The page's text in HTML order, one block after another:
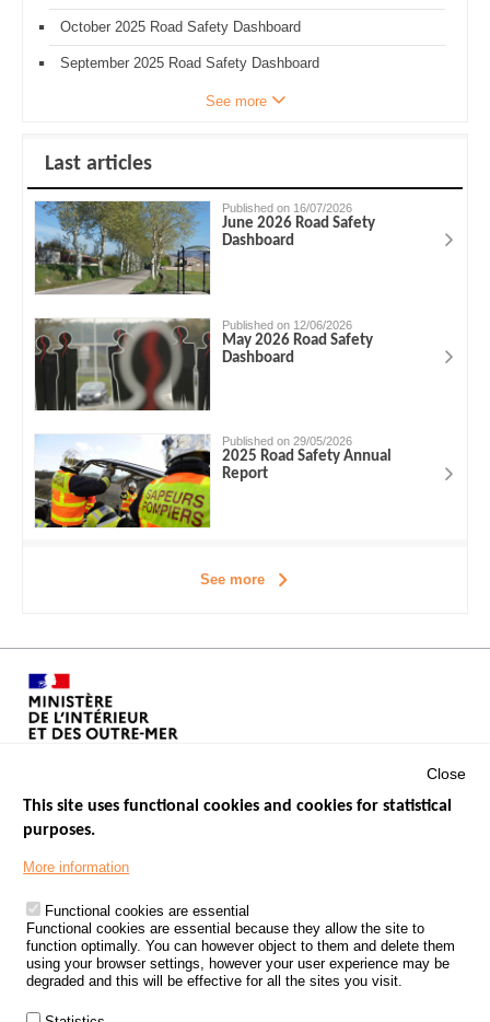
October 2025 Road Safety Dashboard
September 2025 Road Safety Dashboard
See more
Last articles
Published on 16/07/2026
June 2026 Road Safety
Dashboard
Published on 12/06/2026
May 2026 Road Safety
Dashboard
Published on 29/05/2026
2025 Road Safety Annual
Report
See more
Footer
PROCESSING OF PERSONAL DATA FROM ROAD ACCIDENTS
KNOWLEDGE CENTRE
CALL FOR RESEARCH PROJECTS
Close
This site uses functional cookies and cookies for statistical
purposes.
More information
Functional cookies are essential
Functional cookies are essential because they allow the site to
function optimally. You can however object to them and delete them
using your browser settings, however your user experience may be
degraded and this will be effective for all the sites you visit.